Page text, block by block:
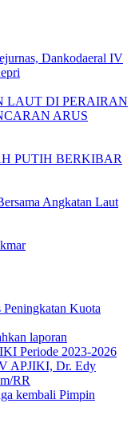
Dankodaeral IV
LAUT DI PERAIRAN
ARUS
PUTIH BERKIBAR
Angkatan Laut
Kuota
kembali Pimpin